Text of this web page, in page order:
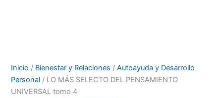
Inicio / Bienestar y Relaciones /Autoayuda y Desarrollo
Personal / LO MÁS SELECTO DEL PENSAMIENTO
UNIVERSAL tomo 4